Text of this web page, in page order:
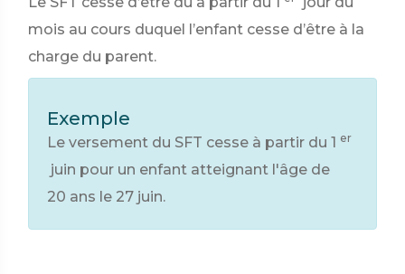
mois au cours duquel l’enfant cesse d’être à la
charge du parent.
Exemple
Le versement du SFT cesse à partir du 1 er
juin pour un enfant atteignant l'âge de
20 ans le 27 juin.